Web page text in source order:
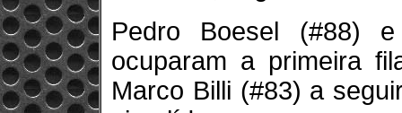
Pedro Boesel (#88)
ocuparam a primeira
Marco Billi (#83) a